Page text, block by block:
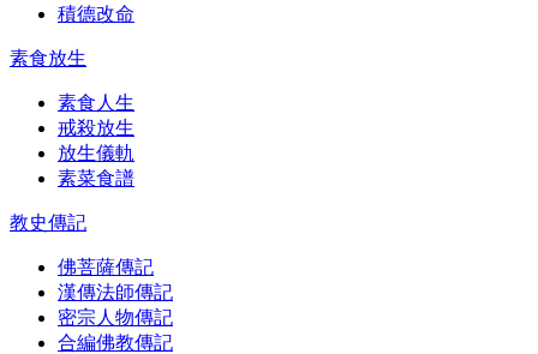
積德改命
素食放生
素食人生
戒殺放生
放生儀軌
素菜食譜
教史傳記
佛菩薩傳記
漢傳法師傳記
密宗人物傳記
合編佛教傳記